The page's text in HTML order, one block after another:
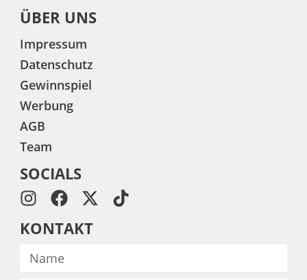
ÜBER UNS
Impressum
Datenschutz
Gewinnspiel
Werbung
AGB
Team
SOCIALS
KONTAKT